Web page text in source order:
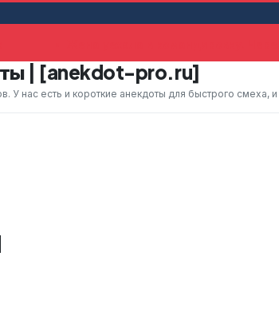
| [anekdot-pro.ru]
нас есть и короткие анекдоты для быстрого смеха,